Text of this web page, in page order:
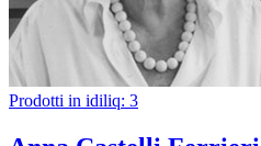
Prodotti in idiliq: 3